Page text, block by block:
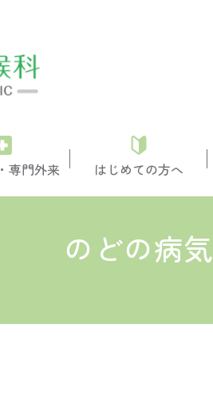
専門外来 はじめての方へ
のどの病気